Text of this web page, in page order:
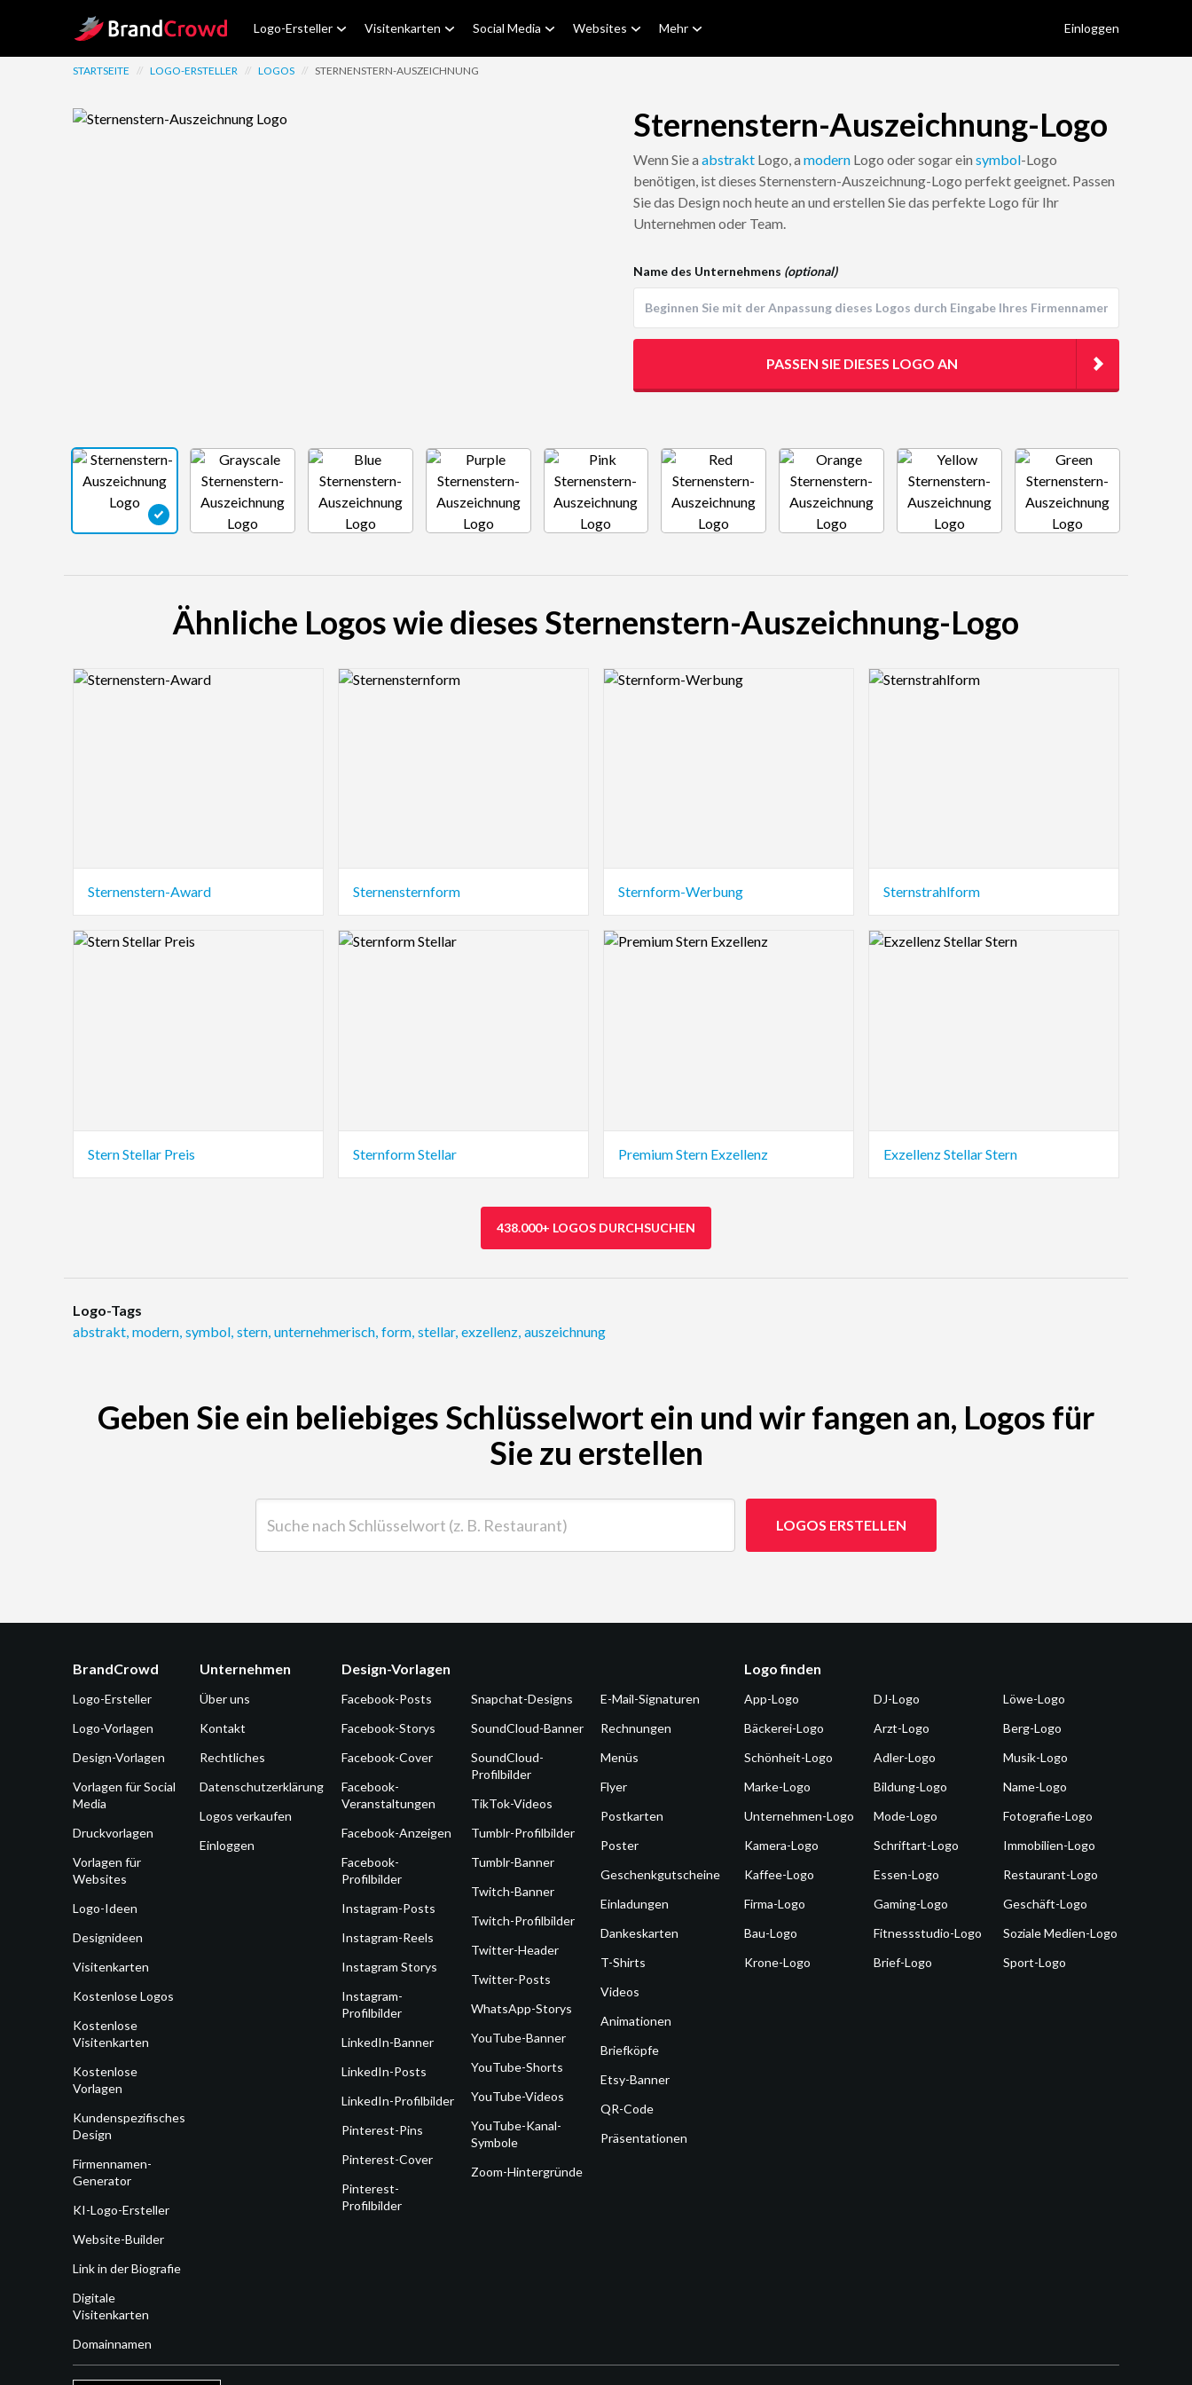
Site Logo Logo-Ersteller Visitenkarten Social Media Websites Mehr Einloggen
STARTSEITE // LOGO-ERSTELLER // LOGOS // STERNENSTERN-AUSZEICHNUNG
Sternenstern-Auszeichnung-Logo
Wenn Sie a abstrakt Logo, a modern Logo oder sogar ein symbol-Logo
benötigen, ist dieses Sternenstern-Auszeichnung-Logo perfekt geeignet. Passen
Sie das Design noch heute an und erstellen Sie das perfekte Logo für Ihr
Unternehmen oder Team.
Name des Unternehmens (optional)
PASSEN SIE DIESES LOGO AN
Ähnliche Logos wie dieses Sternenstern-Auszeichnung-Logo
Logo Preview Image
Sternenstern-Award
Logo Preview Image
Sternensternform
Logo Preview Image
Sternform-Werbung
Logo Preview Image
Sternstrahlform
Logo Preview Image
Stern Stellar Preis
Logo Preview Image
Sternform Stellar
Logo Preview Image
Premium Stern Exzellenz
Logo Preview Image
Exzellenz Stellar Stern
438.000+ LOGOS DURCHSUCHEN
Logo-Tags
abstrakt, modern, symbol, stern, unternehmerisch, form, stellar, exzellenz, auszeichnung
Geben Sie ein beliebiges Schlüsselwort ein und wir fangen an, Logos für
Sie zu erstellen
LOGOS ERSTELLEN
BrandCrowd
Logo-Ersteller
Logo-Vorlagen
Design-Vorlagen
Vorlagen für Social
Media
Druckvorlagen
Vorlagen für
Websites
Logo-Ideen
Designideen
Visitenkarten
Kostenlose Logos
Kostenlose
Visitenkarten
Kostenlose
Vorlagen
Kundenspezifisches
Design
Firmennamen-
Generator
KI-Logo-Ersteller
Website-Builder
Link in der Biografie
Digitale
Visitenkarten
Domainnamen
Unternehmen
Über uns
Kontakt
Rechtliches
Datenschutzerklärung
Logos verkaufen
Einloggen
Design-Vorlagen
Facebook-Posts
Facebook-Storys
Facebook-Cover
Facebook-
Veranstaltungen
Facebook-Anzeigen
Facebook-
Profilbilder
Instagram-Posts
Instagram-Reels
Instagram Storys
Instagram-
Profilbilder
LinkedIn-Banner
LinkedIn-Posts
LinkedIn-Profilbilder
Pinterest-Pins
Pinterest-Cover
Pinterest-
Profilbilder
Snapchat-Designs
SoundCloud-Banner
SoundCloud-
Profilbilder
TikTok-Videos
Tumblr-Profilbilder
Tumblr-Banner
Twitch-Banner
Twitch-Profilbilder
Twitter-Header
Twitter-Posts
WhatsApp-Storys
YouTube-Banner
YouTube-Shorts
YouTube-Videos
YouTube-Kanal-
Symbole
Zoom-Hintergründe
E-Mail-Signaturen
Rechnungen
Menüs
Flyer
Postkarten
Poster
Geschenkgutscheine
Einladungen
Dankeskarten
T-Shirts
Videos
Animationen
Briefköpfe
Etsy-Banner
QR-Code
Präsentationen
Logo finden
App-Logo
Bäckerei-Logo
Schönheit-Logo
Marke-Logo
Unternehmen-Logo
Kamera-Logo
Kaffee-Logo
Firma-Logo
Bau-Logo
Krone-Logo
DJ-Logo
Arzt-Logo
Adler-Logo
Bildung-Logo
Mode-Logo
Schriftart-Logo
Essen-Logo
Gaming-Logo
Fitnessstudio-Logo
Brief-Logo
Löwe-Logo
Berg-Logo
Musik-Logo
Name-Logo
Fotografie-Logo
Immobilien-Logo
Restaurant-Logo
Geschäft-Logo
Soziale Medien-Logo
Sport-Logo